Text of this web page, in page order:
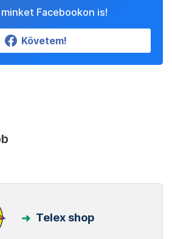
Facebookon is!
Követem!
Telex shop